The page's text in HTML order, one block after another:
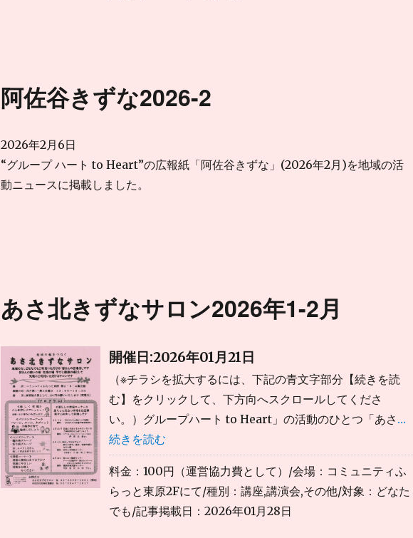
阿佐谷きずな2026-2
2026年2月6日
“グループ ハート to Heart”の広報紙「阿佐谷きずな」(2026年2月)を地域の活
動ニュースに掲載しました。
あさ北きずなサロン2026年1-2月
開催日:2026年01月21日
（※チラシを拡大するには、下記の青文字部分【続きを読
む】をクリックして、下方向へスクロールしてくださ
い。）グループハート to Heart」の活動のひとつ「あさ …
続きを読む
料金：100円（運営協力費として）/会場：コミュニティふ
らっと東原2Fにて/種別：講座,講演会,その他/対象：どなた
でも/記事掲載日：2026年01月28日